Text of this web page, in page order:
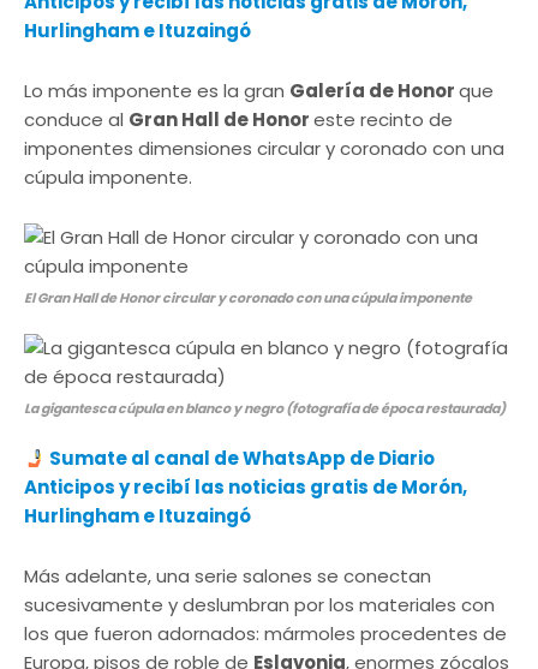
Hurlingham e Ituzaingó
Lo más imponente es la gran Galería de Honorque
conduce al Gran Hall de Honoreste recinto de
imponentes dimensiones circular y coronado con una
cúpula imponente.
El Gran Hall de Honor circular y coronado con una cúpula imponente
La gigantesca cúpula en blanco y negro (fotografía de época restaurada)
Sumate al canal de WhatsApp de Diario
Anticipos y recibí las noticias gratis de Morón,
Hurlingham e Ituzaingó
Más adelante, una serie salones se conectan
sucesivamente y deslumbran por los materiales con
los que fueron adornados: mármoles procedentes de
Europa, pisos de roble de Eslavonia, enormes zócalos